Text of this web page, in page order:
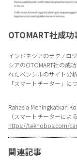
OTOMART社成
インドネシアのテクノロ
シアのOTOMART社の成
れたペンシルのサイト分
「スマートチーター」に
Rahasia Meningkatkan
（スマートチーターによ
https://teknobos.com/
関連記事